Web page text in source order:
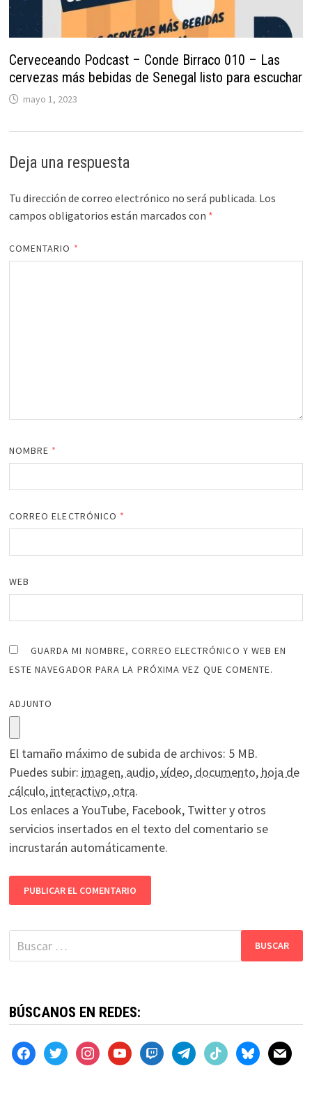
Cerveceando Podcast – Conde Birraco 010 – Las
cervezas más bebidas de Senegal listo para escuchar
mayo 1, 2023
Deja una respuesta
Tu dirección de correo electrónico no será publicada. Los
campos obligatorios están marcados con *
COMENTARIO *
NOMBRE *
CORREO ELECTRÓNICO *
WEB
GUARDA MI NOMBRE, CORREO ELECTRÓNICO Y WEB EN
ESTE NAVEGADOR PARA LA PRÓXIMA VEZ QUE COMENTE.
ADJUNTO
El tamaño máximo de subida de archivos: 5 MB.
Puedes subir: imagen, audio,vídeo, documento, hoja de
cálculo, interactivo, otra.
Los enlaces a YouTube, Facebook, Twitter y otros
servicios insertados en el texto del comentario se
incrustarán automáticamente.
Buscar:
BÚSCANOS EN REDES:
facebooktwitterinstagramyoutubetwitchtelegram
tiktok blueskymail